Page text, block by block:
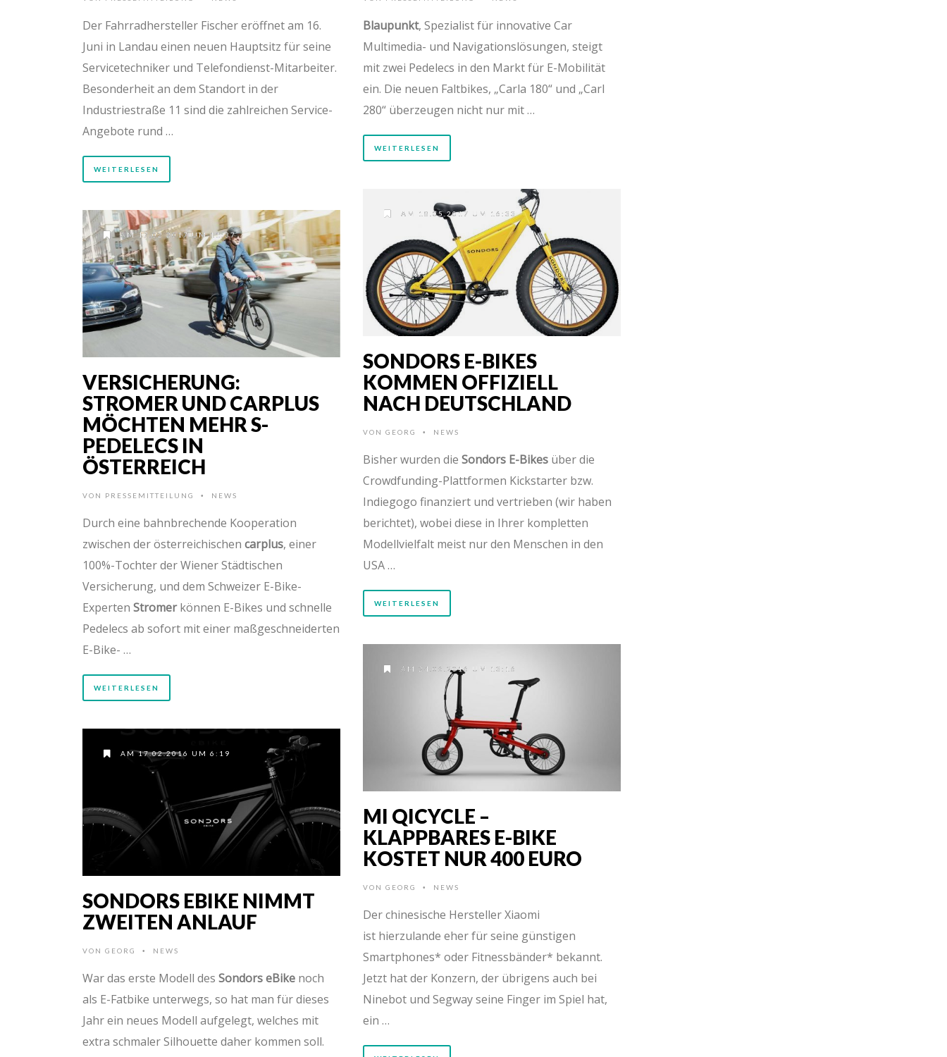
Blaupunkt, Spezialist für innovative Car
Multimedia- und Navigationslösungen, steigt
mit zwei Pedelecs in den Markt für E-Mobilität
ein. Die neuen Faltbikes, „Carla 180“ und „Carl
280“ überzeugen nicht nur mit …
WEITERLESEN
Der Fahrradhersteller Fischer eröffnet am 16.
Juni in Landau einen neuen Hauptsitz für seine
Servicetechniker und Telefondienst-Mitarbeiter.
Besonderheit an dem Standort in der
Industriestraße 11 sind die zahlreichen Service-
Angebote rund …
WEITERLESEN
AM 18.05.2017 UM 16:33
SONDORS E-BIKES
KOMMEN OFFIZIELL
NACH DEUTSCHLAND
VON GEORG • NEWS
Bisher wurden die Sondors E-Bikes über die
Crowdfunding-Plattformen Kickstarter bzw.
Indiegogo finanziert und vertrieben (wir haben
berichtet), wobei diese in Ihrer kompletten
Modellvielfalt meist nur den Menschen in den
USA …
WEITERLESEN
AM 17.02.2017 UM 11:37
VERSICHERUNG:
STROMER UND CARPLUS
MÖCHTEN MEHR S-
PEDELECS IN
ÖSTERREICH
VON PRESSEMITTEILUNG • NEWS
Durch eine bahnbrechende Kooperation
zwischen der österreichischen carplus, einer
100%-Tochter der Wiener Städtischen
Versicherung, und dem Schweizer E-Bike-
Experten Stromerkönnen E-Bikes und schnelle
Pedelecs ab sofort mit einer maßgeschneiderten
E-Bike- …
WEITERLESEN
AM 24.06.2016 UM 13:16
MI QICYCLE –
KLAPPBARES E-BIKE
KOSTET NUR 400 EURO
VON GEORG • NEWS
Der chinesische Hersteller Xiaomi
ist hierzulande eher für seine günstigen
Smartphones* oder Fitnessbänder* bekannt.
Jetzt hat der Konzern, der übrigens auch bei
Ninebot und Segway seine Finger im Spiel hat,
ein …
AM 17.02.2016 UM 6:19
SONDORS EBIKE NIMMT
ZWEITEN ANLAUF
VON GEORG • NEWS
War das erste Modell des Sondors eBike noch
als E-Fatbike unterwegs, so hat man für dieses
Jahr ein neues Modell aufgelegt, welches mit
extra schmaler Silhouette daher kommen soll.